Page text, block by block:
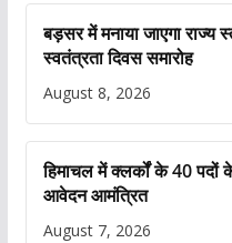
बड़सर में मनाया जाएगा राज्य
स्वतंत्रता दिवस समारोह
August 8, 2026
हिमाचल में क्लर्कों के 40 पदों
आवेदन आमंत्रित
August 7, 2026